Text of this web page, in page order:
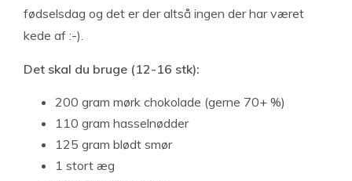
fødselsdag og det er der altså ingen der har været
kede af :-).
Det skal du bruge (12-16 stk):
200 gram mørk chokolade (gerne 70+ %)
110 gram hasselnødder
125 gram blødt smør
1 stort æg